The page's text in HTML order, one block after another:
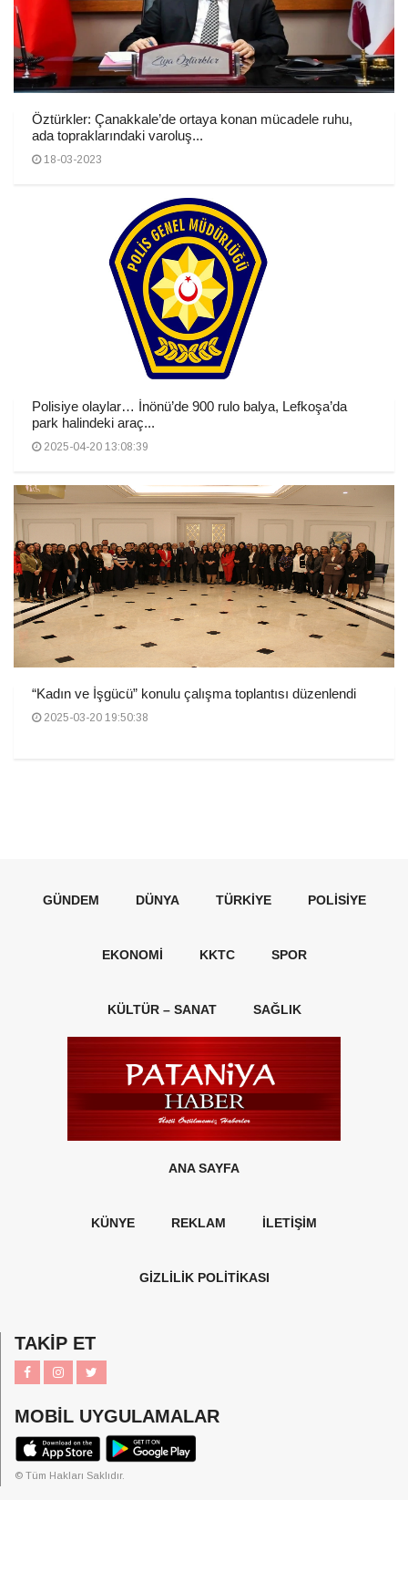
Öztürkler: Çanakkale’de ortaya konan mücadele ruhu,
ada topraklarındaki varoluş...
18-03-2023
Polisiye olaylar… İnönü’de 900 rulo balya, Lefkoşa’da
park halindeki araç...
2025-04-20 13:08:39
“Kadın ve İşgücü” konulu çalışma toplantısı düzenlendi
2025-03-20 19:50:38
GÜNDEM DÜNYA TÜRKIYE POLISIYE
EKONOMI KKTC SPOR
KÜLTÜR – SANAT SAĞLIK
ANA SAYFA
KÜNYE REKLAM İLETİŞİM
GİZLİLİK POLİTİKASI
TAKİP ET
MOBİL UYGULAMALAR
© Tüm Hakları Saklıdır.